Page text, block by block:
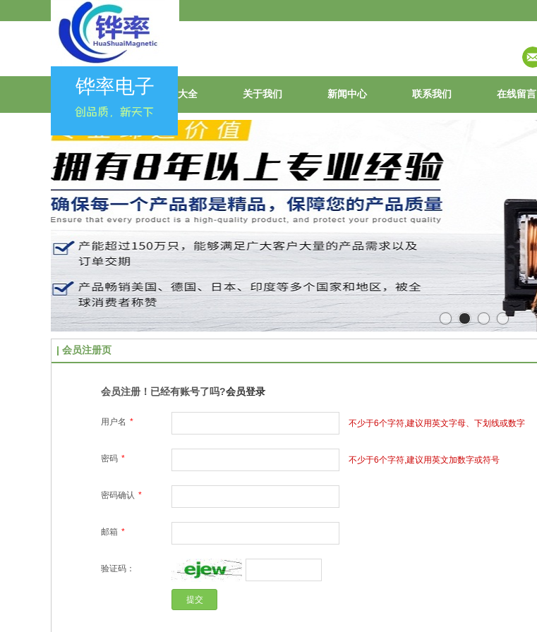
铧率电子
会员登录 | 会员注册
首页 产品大全 关于我们 新闻中心 联系我们 在线留言
会员注册页
会员注册！已经有账号了吗?会员登录
用户名 * 不少于6个字符,建议用英文字母、下划线或数字
密码 * 不少于6个字符,建议用英文加数字或符号
密码确认 *
邮箱 *
验证码：